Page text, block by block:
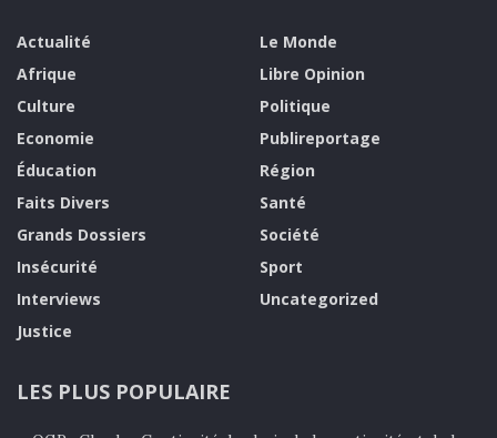
Actualité
Afrique
Culture
Economie
Éducation
Faits Divers
Grands Dossiers
Insécurité
Interviews
Justice
Le Monde
Libre Opinion
Politique
Publireportage
Région
Santé
Société
Sport
Uncategorized
LES PLUS POPULAIRE